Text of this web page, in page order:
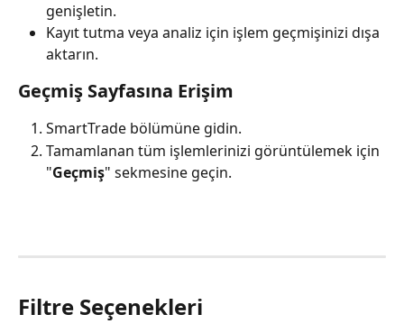
genişletin.
Kayıt tutma veya analiz için işlem geçmişinizi dışa
aktarın.
Geçmiş Sayfasına Erişim
SmartTrade bölümüne gidin.
Tamamlanan tüm işlemlerinizi görüntülemek için
"Geçmiş" sekmesine geçin.
Filtre Seçenekleri